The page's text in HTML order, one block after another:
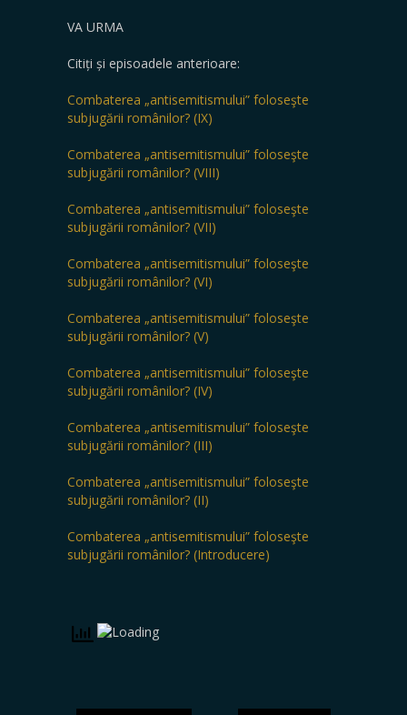
VA URMA
Citiți și episoadele anterioare:
Combaterea „antisemitismului” foloseşte
subjugării românilor? (IX)
Combaterea „antisemitismului” foloseşte
subjugării românilor? (VIII)
Combaterea „antisemitismului” foloseşte
subjugării românilor? (VII)
Combaterea „antisemitismului” foloseşte
subjugării românilor? (VI)
Combaterea „antisemitismului” foloseşte
subjugării românilor? (V)
Combaterea „antisemitismului” foloseşte
subjugării românilor? (IV)
Combaterea „antisemitismului” foloseşte
subjugării românilor? (III)
Combaterea „antisemitismului” foloseşte
subjugării românilor? (II)
Combaterea „antisemitismului” foloseşte
subjugării românilor? (Introducere)